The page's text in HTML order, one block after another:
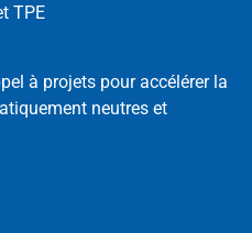
TPE
à projets pour accélérer la
neutres et